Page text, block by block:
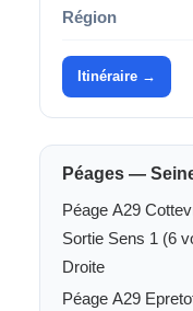
Région
Itinéraire →
Péages —
Péage A29
Sortie Sens 1 (6
Droite
Péage A29